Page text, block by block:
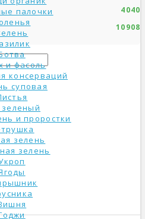
палочки
и фасоль
консерваций
суповая
и проростки
зелень
зелень